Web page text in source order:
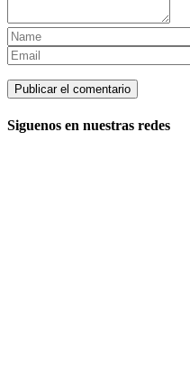
Siguenos en nuestras redes